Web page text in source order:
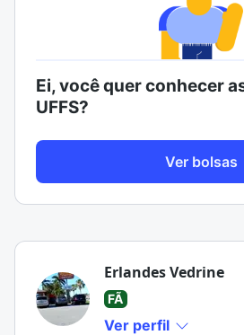
Ei, você quer conhecer
UFFS?
Ver bolsas
Erlandes Vedrine
FÃ
Ver perfil